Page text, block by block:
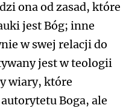
ona od zasad, które
jest Bóg; inne
w swej relacji do
jest w teologii
wiary, które
Boga, ale